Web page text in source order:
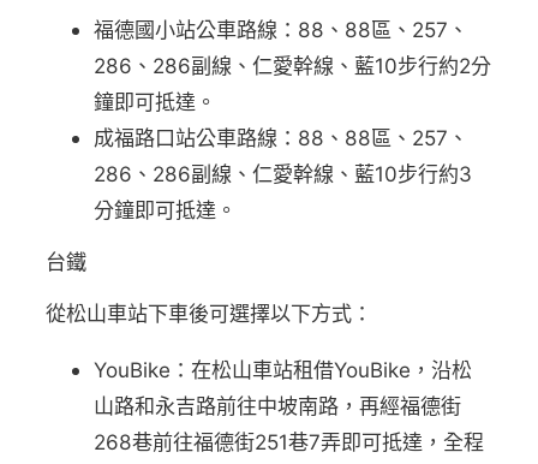
福德國小站公車路線：88、88區、257、
286、286副線、仁愛幹線、藍10步行約2分
鐘即可抵達。
成福路口站公車路線：88、88區、257、
286、286副線、仁愛幹線、藍10步行約3
分鐘即可抵達。
台鐵
從松山車站下車後可選擇以下方式：
YouBike：在松山車站租借YouBike，沿松
山路和永吉路前往中坡南路，再經福德街
268巷前往福德街251巷7弄即可抵達，全程